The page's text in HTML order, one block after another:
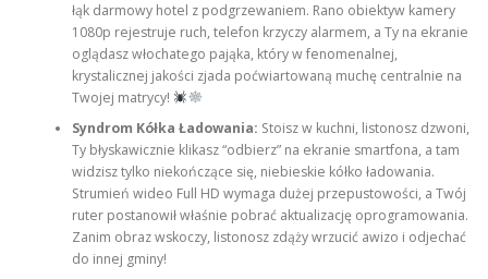
łąk darmowy hotel z podgrzewaniem. Rano obiektyw kamery
1080p rejestruje ruch, telefon krzyczy alarmem, a Ty na ekranie
oglądasz włochatego pająka, który w fenomenalnej,
krystalicznej jakości zjada poćwiartowaną muchę centralnie na
Twojej matrycy!
Syndrom Kółka Ładowania: Stoisz w kuchni, listonosz dzwoni,
Ty błyskawicznie klikasz “odbierz” na ekranie smartfona, a tam
widzisz tylko niekończące się, niebieskie kółko ładowania.
Strumień wideo Full HD wymaga dużej przepustowości, a Twój
ruter postanowił właśnie pobrać aktualizację oprogramowania.
Zanim obraz wskoczy, listonosz zdąży wrzucić awizo i odjechać
do innej gminy!